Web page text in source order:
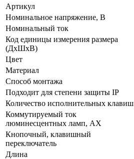
Артикул
Номинальное напряжение, В
Номинальный ток
Код единицы измерения размера
(ДхШхВ)
Цвет
Материал
Способ монтажа
Подходит для степени защиты IP
Количество исполнительных клавиш
Коммутируемый ток
люминесцентных ламп, AX
Кнопочный, клавишный
переключатель
Длина